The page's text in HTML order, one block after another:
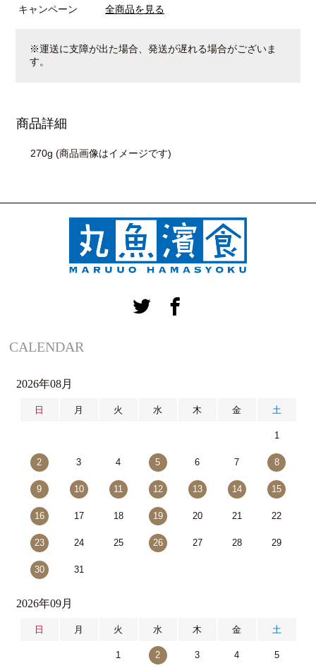
キャンペーン 全商品を見る
※運送に支障が出た場合、発送が遅れる場合がございま
す。
商品詳細
270g (商品画像はイメージです)
CALENDAR
2026年08月
日 月 火 水 木 金 土
1
2 3 4 5 6 7 8
9 10 11 12 13 14 15
16 17 18 19 20 21 22
23 24 25 26 27 28 29
30 31
2026年09月
日 月 火 水 木 金 土
1 2 3 4 5